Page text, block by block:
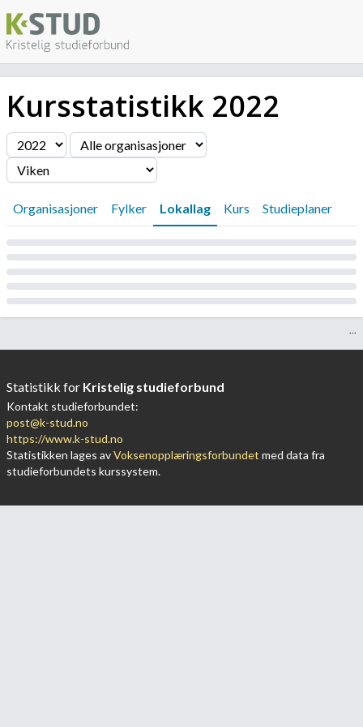
Kursstatistikk 2022
Filter
Organisasjoner Fylker Lokallag Kurs Studieplaner
...
Statistikk for Kristelig studieforbund
Kontakt studieforbundet:
post@k-stud.no
https://www.k-stud.no
Statistikken lages avVoksenopplæringsforbundet med data fra
studieforbundets kurssystem.